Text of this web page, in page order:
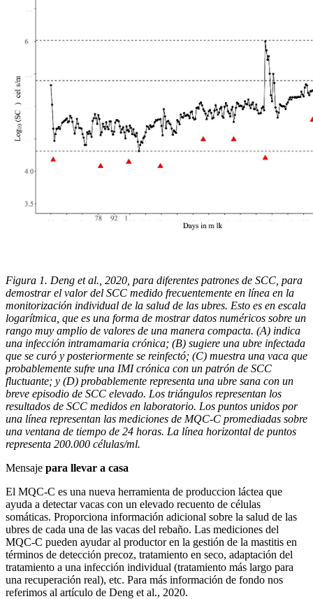
Figura 1. Deng et al., 2020, para diferentes patrones de SCC, para
demostrar el valor del SCC medido frecuentemente en línea en la
monitorización individual de la salud de las ubres. Esto es en escala
logarítmica, que es una forma de mostrar datos numéricos sobre un
rango muy amplio de valores de una manera compacta. (A) indica
una infección intramamaria crónica; (B) sugiere una ubre infectada
que se curó y posteriormente se reinfectó; (C) muestra una vaca que
probablemente sufre una IMI crónica con un patrón de SCC
fluctuante; y (D) probablemente representa una ubre sana con un
breve episodio de SCC elevado. Los triángulos representan los
resultados de SCC medidos en laboratorio. Los puntos unidos por
una línea representan las mediciones de MQC-C promediadas sobre
una ventana de tiempo de 24 horas. La línea horizontal de puntos
representa 200.000 células/ml.
Mensaje para llevar a casa
El MQC-C es una nueva herramienta de produccion láctea que
ayuda a detectar vacas con un elevado recuento de células
somáticas. Proporciona información adicional sobre la salud de las
ubres de cada una de las vacas del rebaño. Las mediciones del
MQC-C pueden ayudar al productor en la gestión de la mastitis en
términos de detección precoz, tratamiento en seco, adaptación del
tratamiento a una infección individual (tratamiento más largo para
una recuperación real), etc. Para más información de fondo nos
referimos al artículo de Deng et al., 2020.